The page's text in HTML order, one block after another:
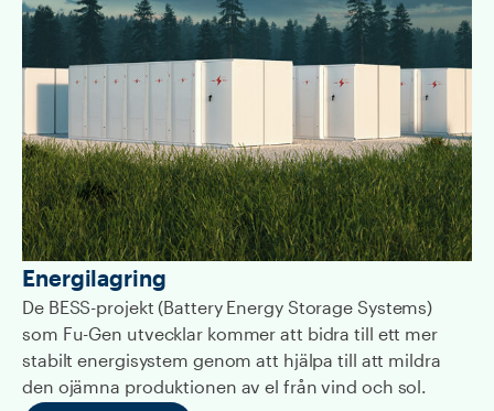
Energilagring
De BESS-projekt (Battery Energy Storage Systems)
som Fu-Gen utvecklar kommer att bidra till ett mer
stabilt energisystem genom att hjälpa till att mildra
den ojämna produktionen av el från vind och sol.